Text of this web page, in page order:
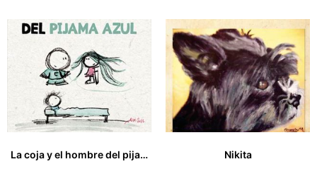
La coja y el hombre del pijama azul
Nikita